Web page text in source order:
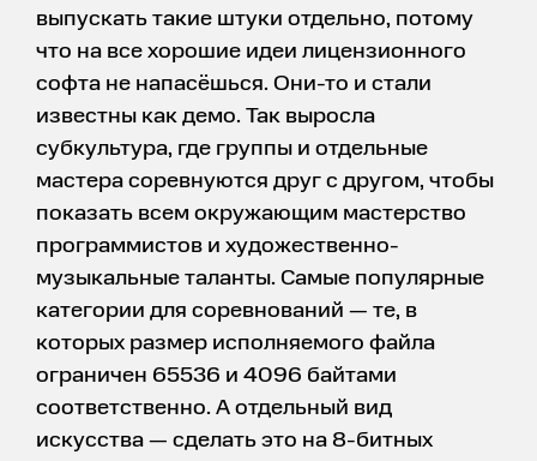
выпускать такие штуки отдельно, потому
что на все хорошие идеи лицензионного
софта не напасёшься. Они-то и стали
известны как демо. Так выросла
субкультура, где группы и отдельные
мастера соревнуются друг с другом, чтобы
показать всем окружающим мастерство
программистов и художественно-
музыкальные таланты. Самые популярные
категории для соревнований — те, в
которых размер исполняемого файла
ограничен 65536 и 4096 байтами
соответственно. А отдельный вид
искусства — сделать это на 8-битных